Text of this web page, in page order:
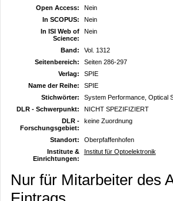
Open Access:
Nein
In SCOPUS:
Nein
In ISI Web of
Science:
Nein
Band:
Vol. 1312
Seitenbereich:
Seiten 286-297
Verlag:
SPIE
Name der Reihe:
SPIE
Stichwörter:
System Performance, Optical
DLR - Schwerpunkt:
NICHT SPEZIFIZIERT
DLR -
Forschungsgebiet:
keine Zuordnung
Standort:
Oberpfaffenhofen
Institute &
Einrichtungen:
Institut für Optoelektronik
Nur für Mitarbeiter des